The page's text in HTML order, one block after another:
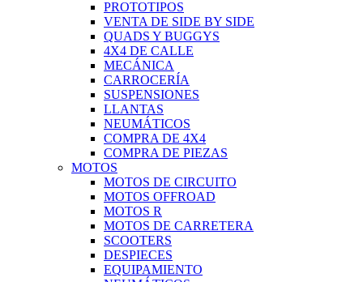
PROTOTIPOS
VENTA DE SIDE BY SIDE
QUADS Y BUGGYS
4X4 DE CALLE
MECÁNICA
CARROCERÍA
SUSPENSIONES
LLANTAS
NEUMÁTICOS
COMPRA DE 4X4
COMPRA DE PIEZAS
MOTOS
MOTOS DE CIRCUITO
MOTOS OFFROAD
MOTOS R
MOTOS DE CARRETERA
SCOOTERS
DESPIECES
EQUIPAMIENTO